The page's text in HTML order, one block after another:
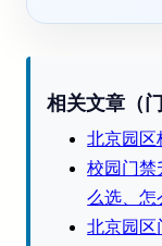
相关文章（门
北京园区
校园门禁
么选、怎
北京园区